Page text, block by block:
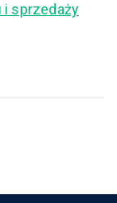
i sprzedaży